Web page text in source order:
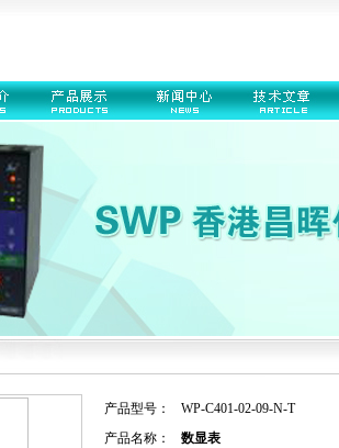
产品型号：
WP-C401-02-09-N-T
产品名称：
数显表